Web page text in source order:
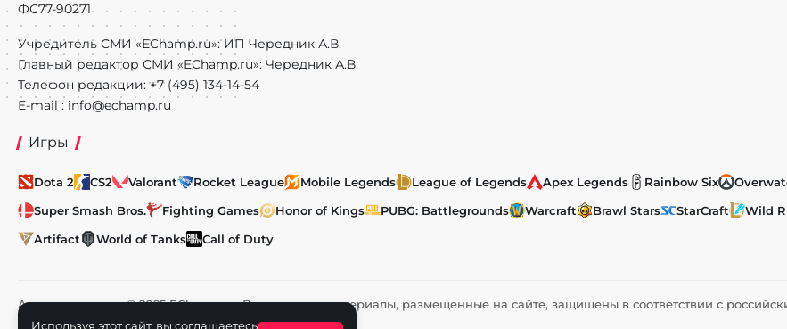
ФС77-90271
Учредитель СМИ «EChamp.ru»: ИП Чередник А.В.
Главный редактор СМИ «EChamp.ru»: Чередник А.В.
Телефон редакции: +7 (495) 134-14-54
E-mail : info@echamp.ru
Игры
Dota 2 CS2 Valorant Rocket League Mobile Legends League of Legends Apex Legends Rainbow Six
Super Smash Bros.
Fighting Games Honor of Kings PUBG: Battlegrounds Warcraft Brawl Stars StarCraft Wild
Artifact
World of Tanks Call of Duty
Авторское право © 2025 EChamp.ru. Все права на материалы, размещенные на сайте, защищены в соответствии с
и смежных правах.
Используя этот сайт, вы соглашаетесь